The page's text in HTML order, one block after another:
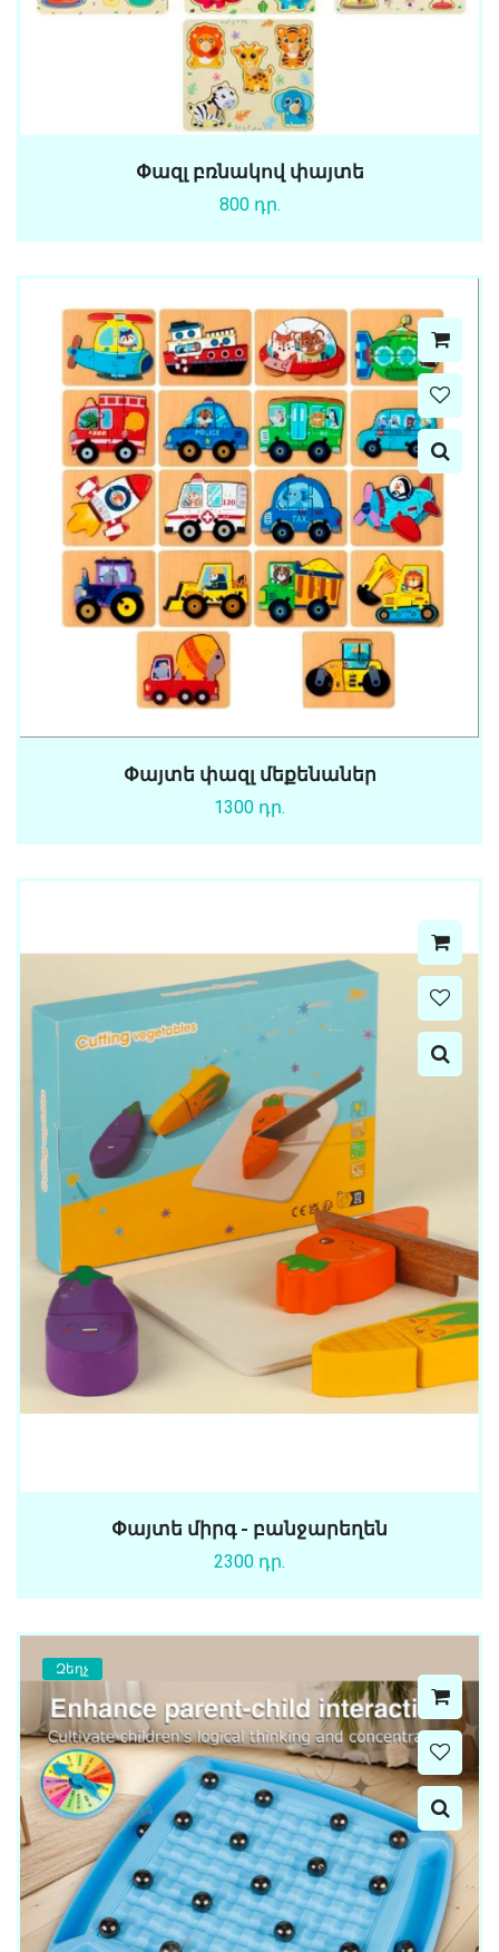
Փազլ բռնակով փայտե
800 դր.
Փայտե փազլ մեքենաներ
1300 դր.
Փայտե միրգ - բանջարեղեն
2300 դր.
Զեղչ